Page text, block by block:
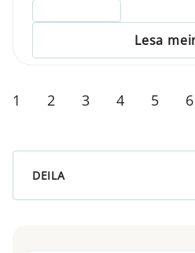
Lesa
1 2 3 4 5 6
DEILA